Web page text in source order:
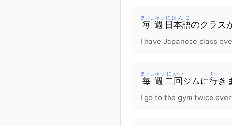
毎週
まいしゅう
日本語
にほんご
のクラス
I have Japanese class
毎週
まいしゅう
二
に
回
かい
ジムに行
い
き
I go to the gym twice